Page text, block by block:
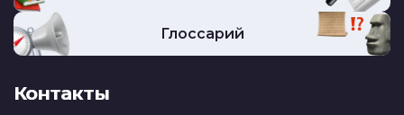
Глоссарий
Контакты